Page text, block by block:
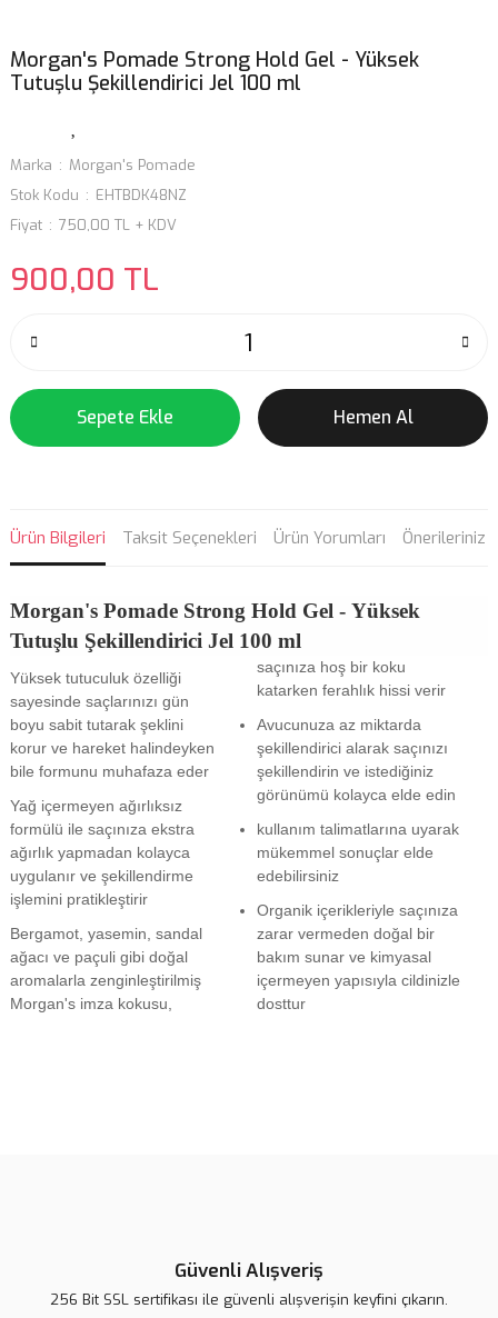
Morgan's Pomade Strong Hold Gel - Yüksek
Tutuşlu Şekillendirici Jel 100 ml
Marka
Morgan's Pomade
Stok Kodu
EHTBDK48NZ
Fiyat
750,00 TL + KDV
900,00 TL
Sepete Ekle Hemen Al
Ürün Bilgileri Taksit Seçenekleri Ürün Yorumları Önerileriniz
Morgan's Pomade Strong Hold Gel - Yüksek
Tutuşlu Şekillendirici Jel 100 ml
Yüksek tutuculuk özelliği
sayesinde saçlarınızı gün
boyu sabit tutarak şeklini
korur ve hareket halindeyken
bile formunu muhafaza eder
Yağ içermeyen ağırlıksız
formülü ile saçınıza ekstra
ağırlık yapmadan kolayca
uygulanır ve şekillendirme
işlemini pratikleştirir
Bergamot, yasemin, sandal
ağacı ve paçuli gibi doğal
aromalarla zenginleştirilmiş
Morgan's imza kokusu,
saçınıza hoş bir koku
katarken ferahlık hissi verir
Avucunuza az miktarda
şekillendirici alarak saçınızı
şekillendirin ve istediğiniz
görünümü kolayca elde edin
kullanım talimatlarına uyarak
mükemmel sonuçlar elde
edebilirsiniz
Organik içerikleriyle saçınıza
zarar vermeden doğal bir
bakım sunar ve kimyasal
içermeyen yapısıyla cildinizle
dosttur
Güvenli Alışveriş
256 Bit SSL sertifikası ile güvenli alışverişin keyfini çıkarın.